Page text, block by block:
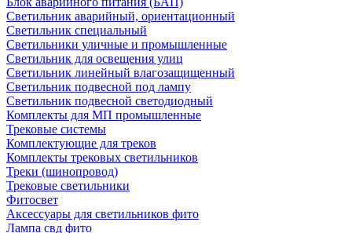
Светильник аварийный, ориентационный
Светильник специальный
Светильники уличные и промышленные
Светильник для освещения улиц
Светильник линейный влагозащищенный
Светильник подвесной под лампу
Светильник подвесной светодиодный
Комплекты для МП промышленные
Трековые системы
Комплектующие для треков
Комплекты трековых светильников
Треки (шинопровод)
Трековые светильники
Фитосвет
Аксессуары для светильников фито
Лампа свд фито